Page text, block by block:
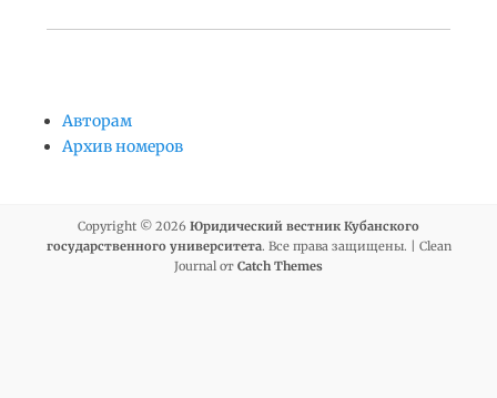
Авторам
Архив номеров
Copyright © 2026 Юридический вестник Кубанского
государственного университета. Все права защищены. | Clean
Journal от Catch Themes